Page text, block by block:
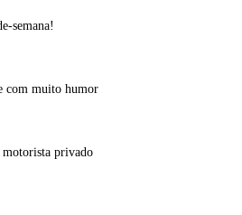
semana!
com muito humor
privado